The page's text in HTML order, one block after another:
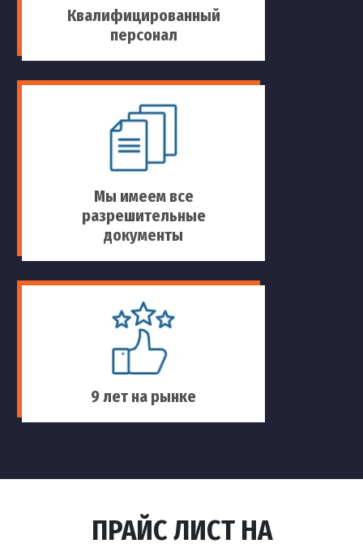
Квалифицированный
персонал
Мы имеем все
разрешительные
документы
9 лет на рынке
ПРАЙС ЛИСТ НА